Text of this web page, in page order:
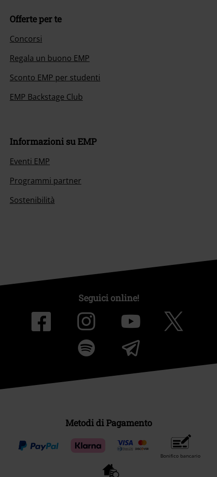
Offerte per te
Concorsi
Regala un buono EMP
Sconto EMP per studenti
EMP Backstage Club
Informazioni su EMP
Eventi EMP
Programmi partner
Sostenibilità
Seguici online!
Metodi di Pagamento
Bonifico bancario